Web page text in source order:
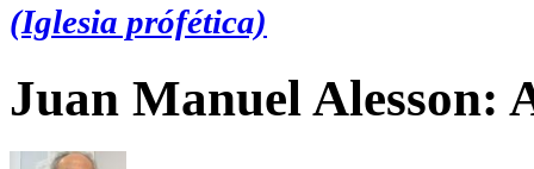
(Iglesia prófética)
Juan Manuel Alesson: